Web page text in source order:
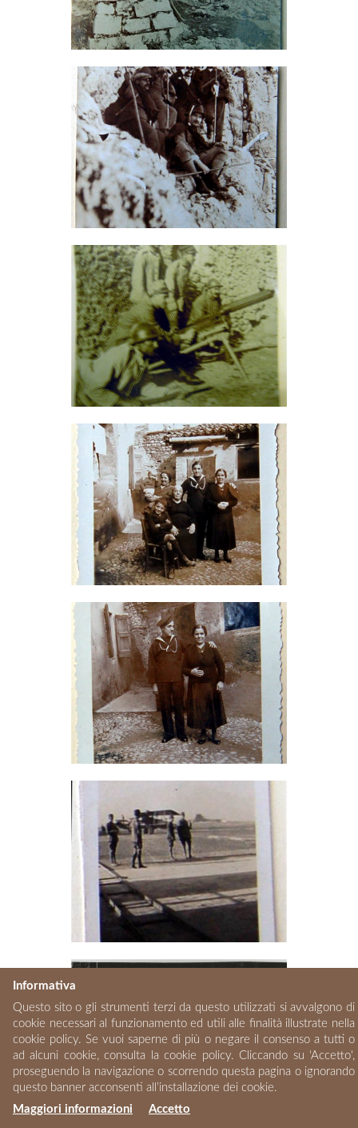
Informativa
Questo sito o gli strumenti terzi da questo utilizzati si avvalgono di
cookie necessari al funzionamento ed utili alle finalità illustrate nella
cookie policy. Se vuoi saperne di più o negare il consenso a tutti o
ad alcuni cookie, consulta la cookie policy. Cliccando su 'Accetto',
proseguendo la navigazione o scorrendo questa pagina o ignorando
questo banner acconsenti all’installazione dei cookie.
Maggiori informazioni
Accetto